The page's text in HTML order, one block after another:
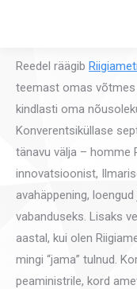
Reedel räägib
teemast omas võtmes
kindlasti oma
Konverentsiküllase
tänavu välja – homme
innovatsioonist,
avahäppening,
vabanduseks. Lisaks
aastal, kui olen
mingi “jama” tulnud.
peaministrile, kord